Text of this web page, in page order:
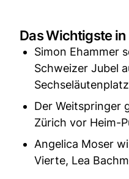
Das Wichtigste in
Simon Ehammer
Schweizer Jubel
Der Weitspringer
Zürich vor Heim-
Angelica Moser
Vierte, Lea